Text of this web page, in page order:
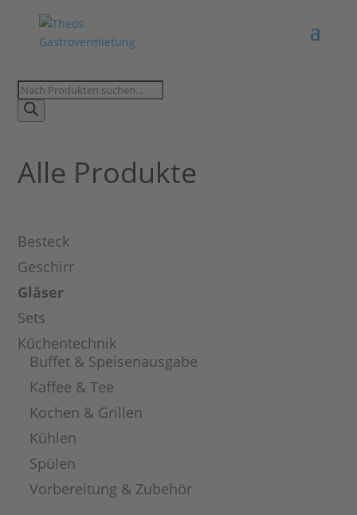
Products
search
Alle Produkte
Besteck
Geschirr
Gläser
Sets
Küchentechnik
Buffet & Speisenausgabe
Kaffee & Tee
Kochen & Grillen
Kühlen
Spülen
Vorbereitung & Zubehör